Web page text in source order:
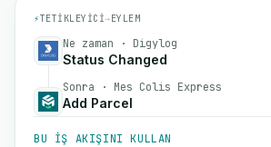
⚡TETIKLEYICI→EYLEM
Ne zaman · Digylog
Status Changed
Sonra · Mes Colis Express
Add Parcel
BU IŞ AKIŞINI KULLAN